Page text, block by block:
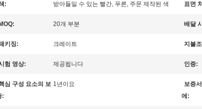
: 받아들일 수 있는 빨간, 푸른, 주문 제작된 색 표면
20개 부분 배달
키징: 크레이트 지불
험 영상: 제공됩니다 인증:
심 구성 요소의 보
:
1년이요
보증
에: